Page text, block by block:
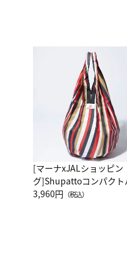
[マーナxJALショッピン
グ]Shupattoコンパクト
グ Drop JAL客室乗務員
3,960円 （税込）